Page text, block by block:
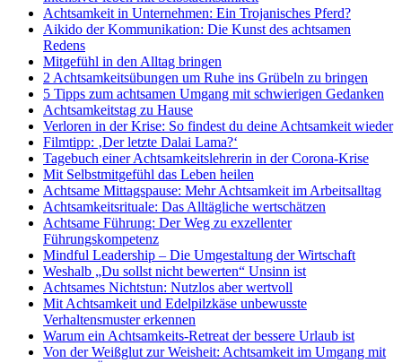
Achtsamkeit in Unternehmen: Ein Trojanisches Pferd?
Aikido der Kommunikation: Die Kunst des achtsamen
Redens
Mitgefühl in den Alltag bringen
2 Achtsamkeitsübungen um Ruhe ins Grübeln zu bringen
5 Tipps zum achtsamen Umgang mit schwierigen Gedanken
Achtsamkeitstag zu Hause
Verloren in der Krise: So findest du deine Achtsamkeit wieder
Filmtipp: ‚Der letzte Dalai Lama?‘
Tagebuch einer Achtsamkeitslehrerin in der Corona-Krise
Mit Selbstmitgefühl das Leben heilen
Achtsame Mittagspause: Mehr Achtsamkeit im Arbeitsalltag
Achtsamkeitsrituale: Das Alltägliche wertschätzen
Achtsame Führung: Der Weg zu exzellenter
Führungskompetenz
Mindful Leadership – Die Umgestaltung der Wirtschaft
Weshalb „Du sollst nicht bewerten“ Unsinn ist
Achtsames Nichtstun: Nutzlos aber wertvoll
Mit Achtsamkeit und Edelpilzkäse unbewusste
Verhaltensmuster erkennen
Warum ein Achtsamkeits-Retreat der bessere Urlaub ist
Von der Weißglut zur Weisheit: Achtsamkeit im Umgang mit